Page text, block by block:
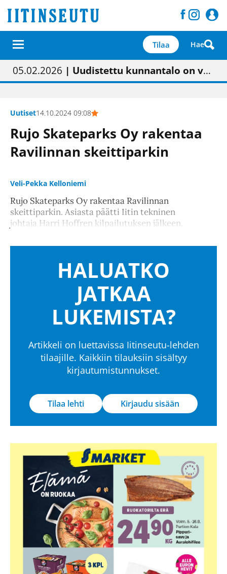
Tilaa Hae
01.02.2026 | Painon vaihtumisen pitäisi näkyä hieman parempana painojäljen laatuna lehdessä
05.02.2026 | Uudistettu kunnantalo on valoisa
23.04.2026 | “Olemme käynnistämässä uudelleen keskustavisiotyön”
09.05.2026| "Maalla on totuttu elämään omavaraisemmin kuin kaupungissa"
Uutiset14.10.2024 09:08
Rujo Skateparks Oy rakentaa
Ravilinnan skeittiparkin
Veli-Pekka Kelloniemi
Rujo Skateparks Oy rakentaa Ravilinnan
skeittiparkin. Asiasta päätti Iitin tekninen
johtaja Harri Hoffren kilpailutuksen jälkeen.
HALUATKO
JATKAA
LUKEMISTA?
Artikkeli on luettavissa Iitinseutu-lehden
tilaajille. Kaikkiin tilauksiin sisältyy
kirjautumistunnukset.
Tilaa lehti Kirjaudu sisään